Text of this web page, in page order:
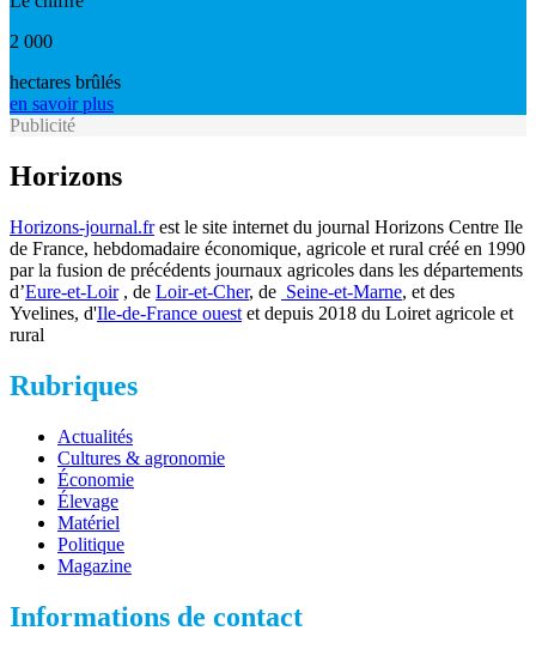
2 000
hectares brûlés
en savoir plus
Publicité
Horizons
Horizons-journal.frest le site internet du journal Horizons Centre Ile
de France, hebdomadaire économique, agricole et rural créé en 1990
par la fusion de précédents journaux agricoles dans les départements
d’Eure-et-Loir, de Loir-et-Cher, de Seine-et-Marne, et des
Yvelines, d'Ile-de-France ouest et depuis 2018 du Loiret agricole et
rural
Rubriques
Actualités
Cultures & agronomie
Économie
Élevage
Matériel
Politique
Magazine
Informations de contact